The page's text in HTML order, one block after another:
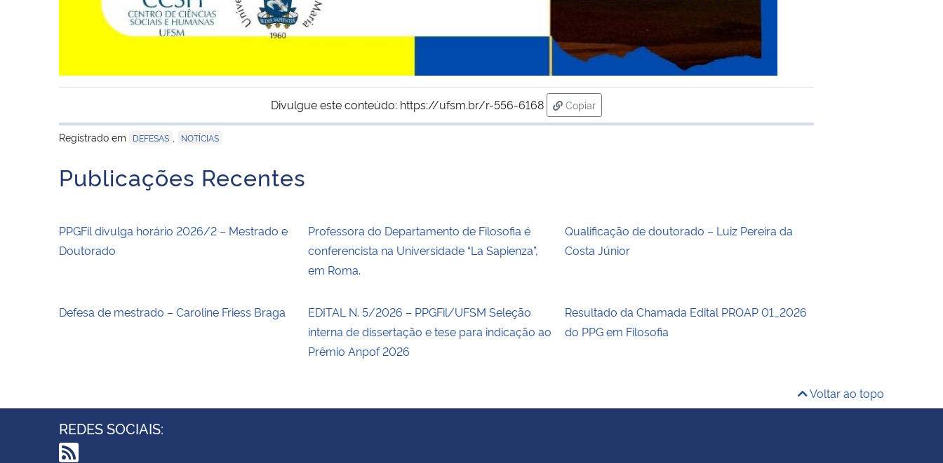
Divulgue este conteúdo: https://ufsm.br/r-556-6168
Copiar
para área de transferência
Registrado em
DEFESAS NOTÍCIAS
Publicações Recentes
PPGFil divulga horário 2026/2 – Mestrado e
Doutorado
Professora do Departamento de Filosofia é
conferencista na Universidade “La Sapienza”,
em Roma.
Qualificação de doutorado – Luiz Pereira da
Costa Júnior
Defesa de mestrado – Caroline Friess Braga
EDITAL N. 5/2026 – PPGFil/UFSM Seleção
interna de dissertação e tese para indicação ao
Prêmio Anpof 2026
Resultado da Chamada Edital PROAP 01_2026
do PPG em Filosofia
Voltar ao topo
REDES SOCIAIS: